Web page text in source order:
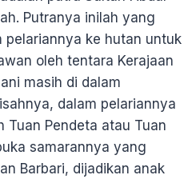
Putranya inilah yang
pelariannya ke hutan untuk
oleh tentara Kerajaan
masih di dalam
dalam pelariannya
Tuan Pendeta atau Tuan
samarannya yang
Barbari, dijadikan anak